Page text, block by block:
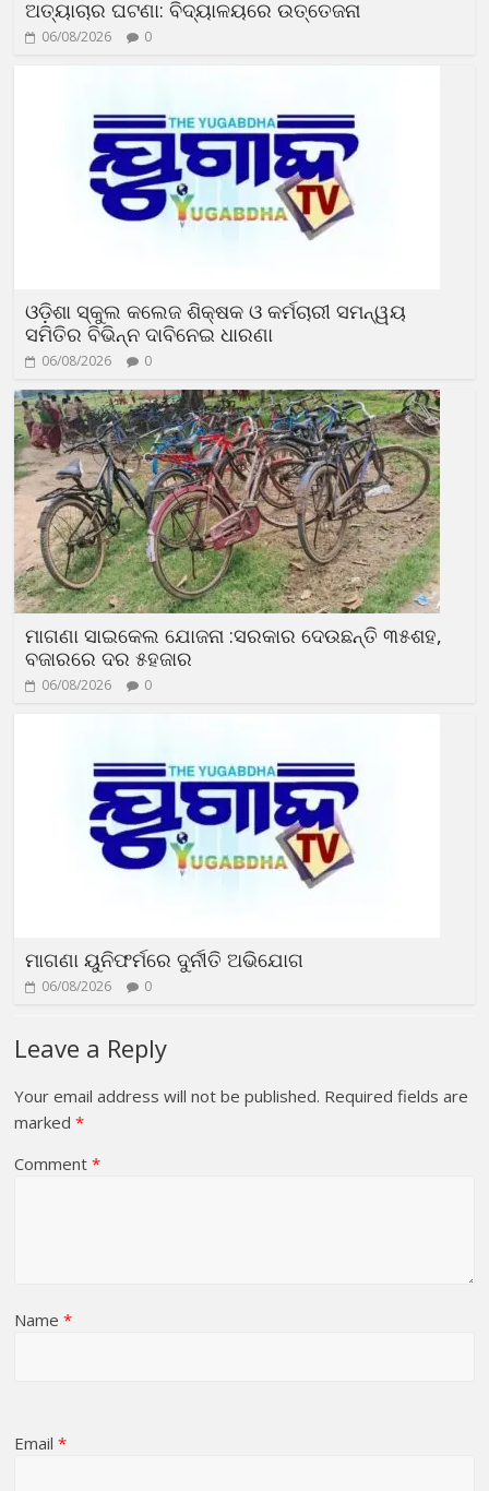
ଅତ୍ୟାଚାର ଘଟଣା: ବିଦ୍ୟାଳୟରେ ଉତ୍ତେଜନା
06/08/2026 0
ଓଡ଼ିଶା ସ୍କୁଲ କଲେଜ ଶିକ୍ଷକ ଓ କର୍ମଚାରୀ ସମନ୍ୱୟ
ସମିତିର ବିଭିନ୍ନ ଦାବିନେଇ ଧାରଣା
06/08/2026 0
ମାଗଣା ସାଇକେଲ ଯୋଜନା :ସରକାର ଦେଉଛନ୍ତି ୩୫ଶହ,
ବଜାରରେ ଦର ୫ହଜାର
06/08/2026 0
ମାଗଣା ୟୁନିଫର୍ମରେ ଦୁର୍ନୀତି ଅଭିଯୋଗ
06/08/2026 0
Leave a Reply
Your email address will not be published. Required fields are
marked*
Comment*
Name*
Email*